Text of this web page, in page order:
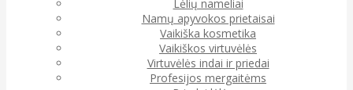
Lėlių nameliai
Namų apyvokos prietaisai
Vaikiška kosmetika
Vaikiškos virtuvėlės
Virtuvėlės indai ir priedai
Profesijos mergaitėms